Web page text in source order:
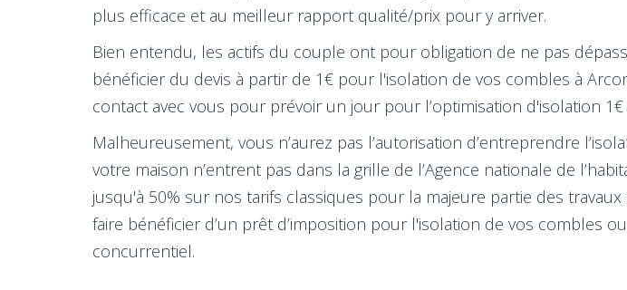
plus efficace et au meilleur rapport qualité/prix pour y arriver.
Bien entendu, les actifs du couple ont pour obligation de ne pas
bénéficier du devis à partir de 1€ pour l'isolation de vos combles à
contact avec vous pour prévoir un jour pour l’optimisation d'isolation 1€
Malheureusement, vous n’aurez pas l’autorisation d’entreprendre
votre maison n’entrent pas dans la grille de l’Agence nationale de
jusqu'à 50% sur nos tarifs classiques pour la majeure partie des
faire bénéficier d’un prêt d’imposition pour l'isolation de vos combles
concurrentiel.